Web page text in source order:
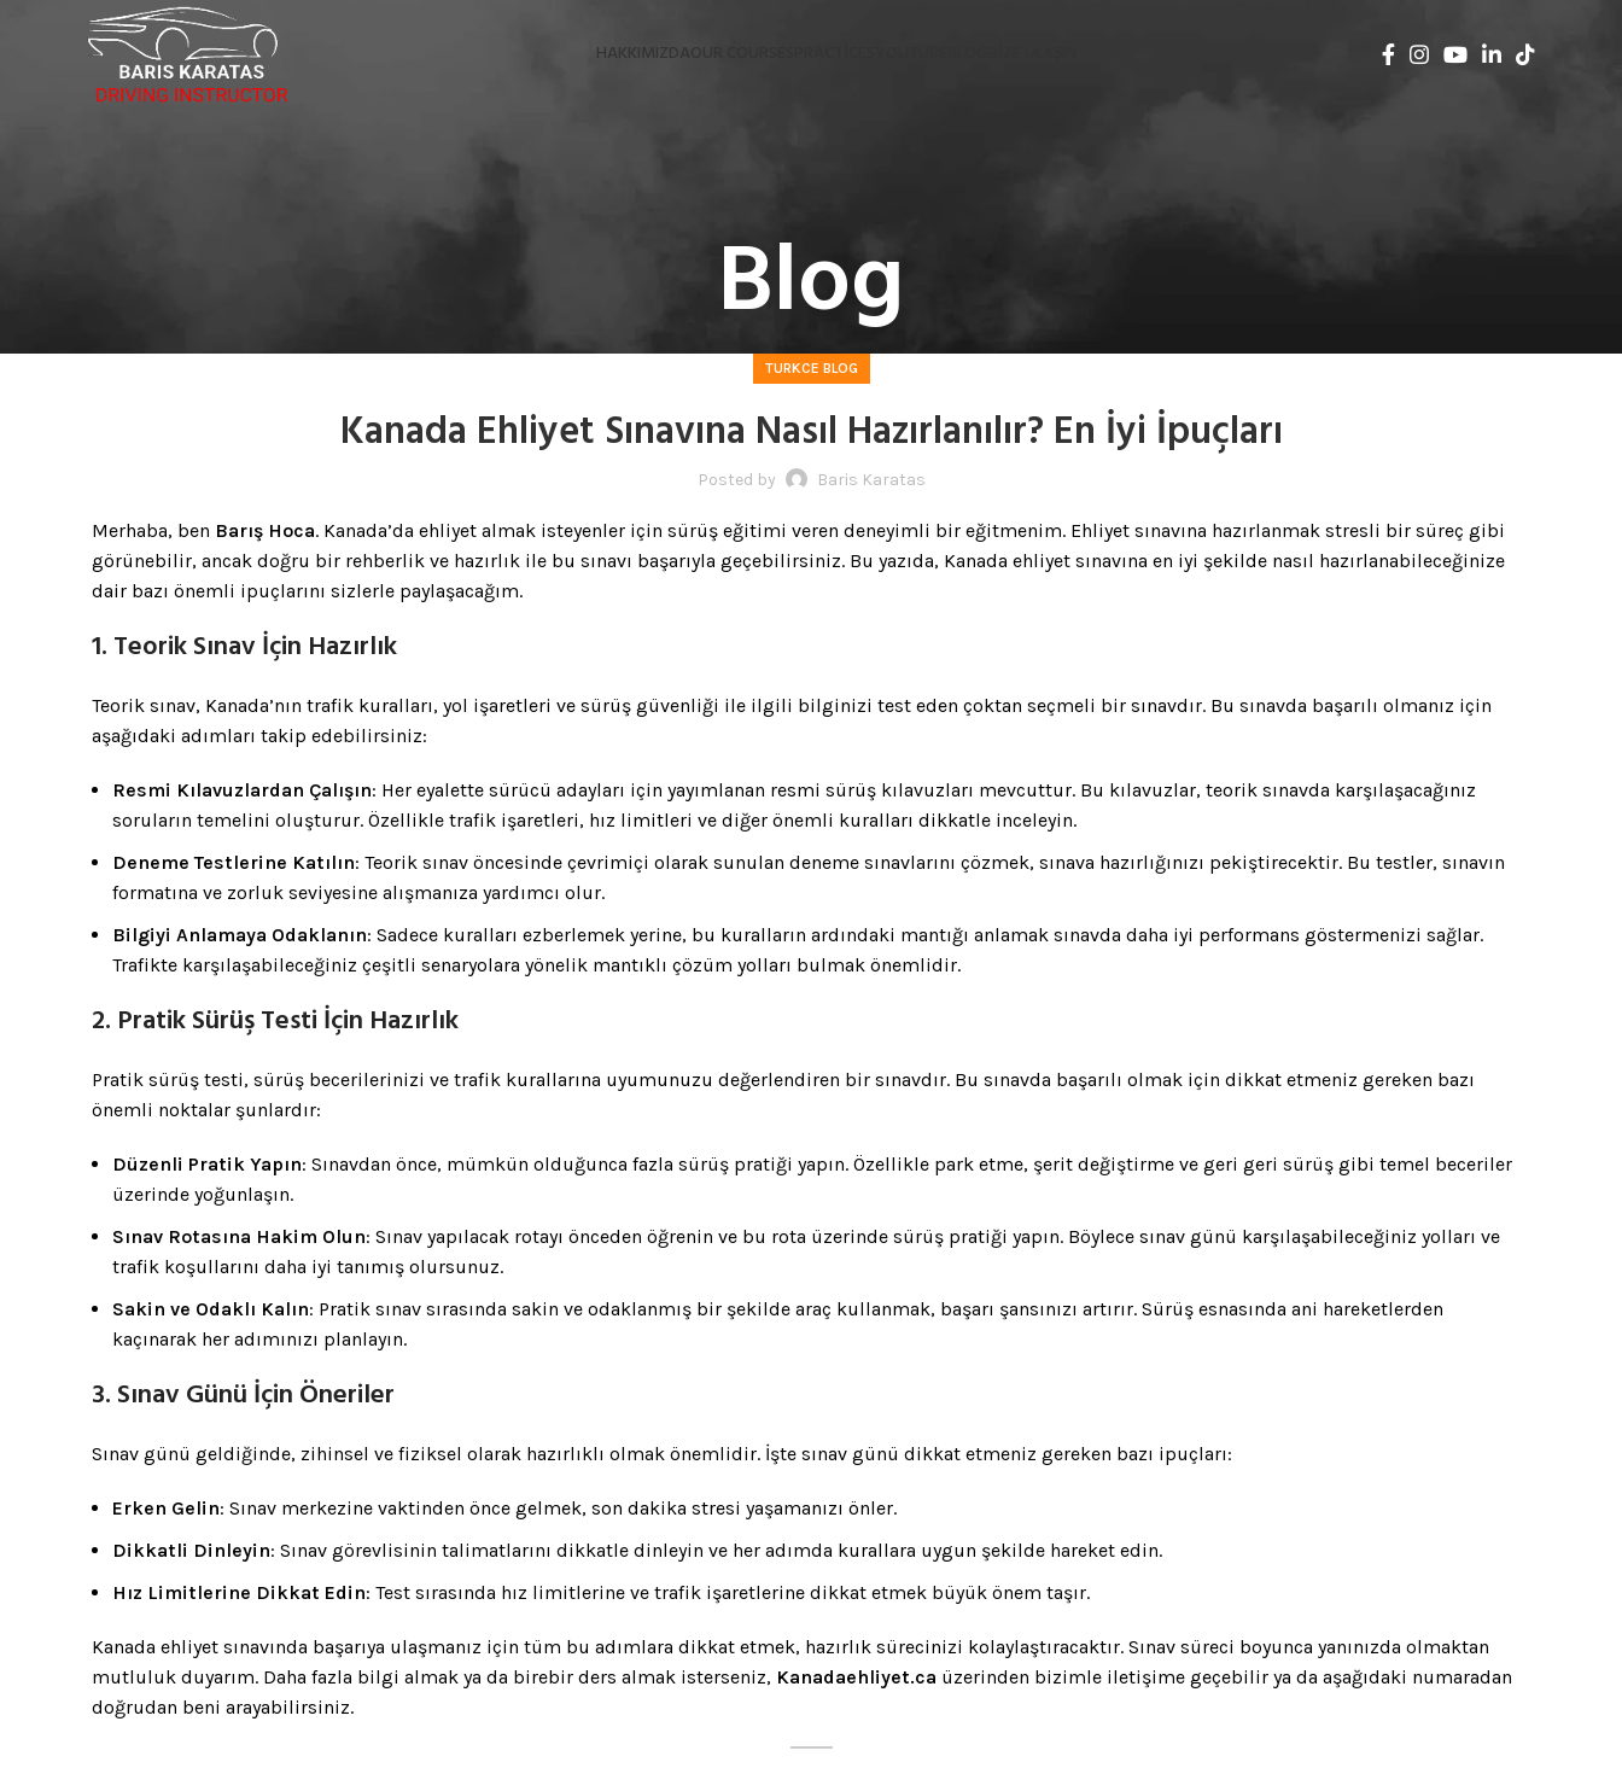
HAKKIMIZDA
Blog
TURKCE BLOG
Kanada Ehliyet Sınavına Nasıl Hazırlanılır? En İyi İpuçları
Posted by Baris Karatas
Merhaba, ben Barış Hoca. Kanada’da ehliyet almak isteyenler için sürüş eğitimi veren deneyimli bir eğitmenim. Ehliyet sınavına hazırlanmak stresli bir süreç gibi
görünebilir, ancak doğru bir rehberlik ve hazırlık ile bu sınavı başarıyla geçebilirsiniz. Bu yazıda, Kanada ehliyet sınavına en iyi şekilde nasıl hazırlanabileceğinize
dair bazı önemli ipuçlarını sizlerle paylaşacağım.
1. Teorik Sınav İçin Hazırlık
Teorik sınav, Kanada’nın trafik kuralları, yol işaretleri ve sürüş güvenliği ile ilgili bilginizi test eden çoktan seçmeli bir sınavdır. Bu sınavda başarılı olmanız için
aşağıdaki adımları takip edebilirsiniz:
Resmi Kılavuzlardan Çalışın: Her eyalette sürücü adayları için yayımlanan resmi sürüş kılavuzları mevcuttur. Bu kılavuzlar, teorik sınavda karşılaşacağınız
soruların temelini oluşturur. Özellikle trafik işaretleri, hız limitleri ve diğer önemli kuralları dikkatle inceleyin.
Deneme Testlerine Katılın: Teorik sınav öncesinde çevrimiçi olarak sunulan deneme sınavlarını çözmek, sınava hazırlığınızı pekiştirecektir. Bu testler, sınavın
formatına ve zorluk seviyesine alışmanıza yardımcı olur.
Bilgiyi Anlamaya Odaklanın: Sadece kuralları ezberlemek yerine, bu kuralların ardındaki mantığı anlamak sınavda daha iyi performans göstermenizi sağlar.
Trafikte karşılaşabileceğiniz çeşitli senaryolara yönelik mantıklı çözüm yolları bulmak önemlidir.
2. Pratik Sürüş Testi İçin Hazırlık
Pratik sürüş testi, sürüş becerilerinizi ve trafik kurallarına uyumunuzu değerlendiren bir sınavdır. Bu sınavda başarılı olmak için dikkat etmeniz gereken bazı
önemli noktalar şunlardır:
Düzenli Pratik Yapın: Sınavdan önce, mümkün olduğunca fazla sürüş pratiği yapın. Özellikle park etme, şerit değiştirme ve geri geri sürüş gibi temel beceriler
üzerinde yoğunlaşın.
Sınav Rotasına Hakim Olun: Sınav yapılacak rotayı önceden öğrenin ve bu rota üzerinde sürüş pratiği yapın. Böylece sınav günü karşılaşabileceğiniz yolları ve
trafik koşullarını daha iyi tanımış olursunuz.
Sakin ve Odaklı Kalın: Pratik sınav sırasında sakin ve odaklanmış bir şekilde araç kullanmak, başarı şansınızı artırır. Sürüş esnasında ani hareketlerden
kaçınarak her adımınızı planlayın.
3. Sınav Günü İçin Öneriler
Sınav günü geldiğinde, zihinsel ve fiziksel olarak hazırlıklı olmak önemlidir. İşte sınav günü dikkat etmeniz gereken bazı ipuçları:
Erken Gelin: Sınav merkezine vaktinden önce gelmek, son dakika stresi yaşamanızı önler.
Dikkatli Dinleyin: Sınav görevlisinin talimatlarını dikkatle dinleyin ve her adımda kurallara uygun şekilde hareket edin.
Hız Limitlerine Dikkat Edin: Test sırasında hız limitlerine ve trafik işaretlerine dikkat etmek büyük önem taşır.
Kanada ehliyet sınavında başarıya ulaşmanız için tüm bu adımlara dikkat etmek, hazırlık sürecinizi kolaylaştıracaktır. Sınav süreci boyunca yanınızda olmaktan
mutluluk duyarım. Daha fazla bilgi almak ya da birebir ders almak isterseniz, Kanadaehliyet.ca üzerinden bizimle iletişime geçebilir ya da aşağıdaki numaradan
doğrudan beni arayabilirsiniz.